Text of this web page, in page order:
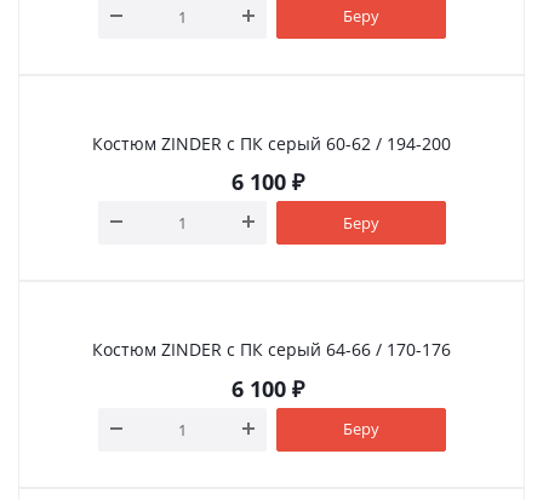
Беру
Костюм ZINDER с ПК серый 60-62 / 194-200
6 100₽
Беру
Костюм ZINDER с ПК серый 64-66 / 170-176
6 100₽
Беру